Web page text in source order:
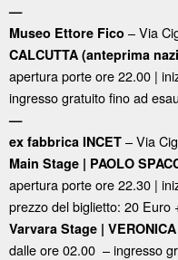
—
Museo Ettore Fico – Via
CALCUTTA (anteprima
apertura porte ore 22.00 |
ingresso gratuito fino ad
—
ex fabbrica INCET – Via
Main Stage | PAOLO
apertura porte ore 22.30 |
prezzo del biglietto: 20 Euro
Varvara Stage |
dalle ore 02.00 – ingresso